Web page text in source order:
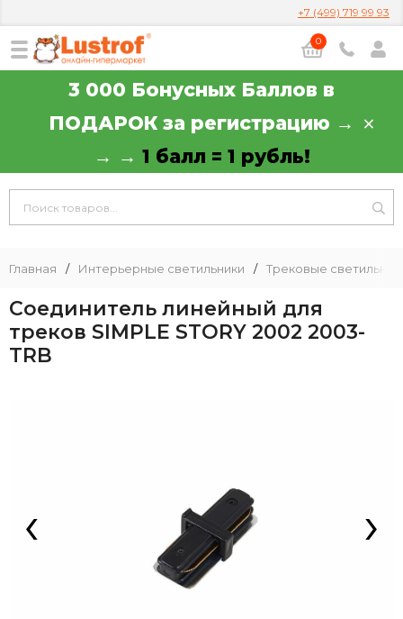
+7 (499) 719 99 93
0
3 000 Бонусных Баллов в
ПОДАРОК за регистрацию →
→ → 1 балл = 1 рубль!
Главная / Интерьерные светильники / Трековые
Соединитель линейный для
треков SIMPLE STORY 2002 2003-
TRB
‹ ›